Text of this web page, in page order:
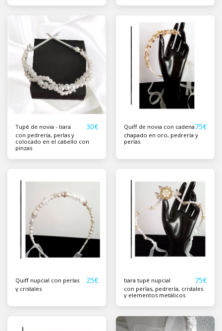
Tupé de novia - tiara 30€
con pedrería, perlas y
colocado en el cabello con
pinzas
Quiff de novia con cadena75€
chapado en oro, pedrería y
perlas
Quiff nupcial con perlas 25€
y cristales
tiara tupé nupcial 75€
con perlas, pedrería, cristales
y elementos metálicos